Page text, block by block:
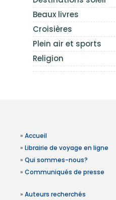
Beaux livres
Croisières
Plein air et sports
Religion
» Accueil
» Librairie de voyage en ligne
» Qui sommes-nous?
» Communiqués de presse
» Auteurs recherchés